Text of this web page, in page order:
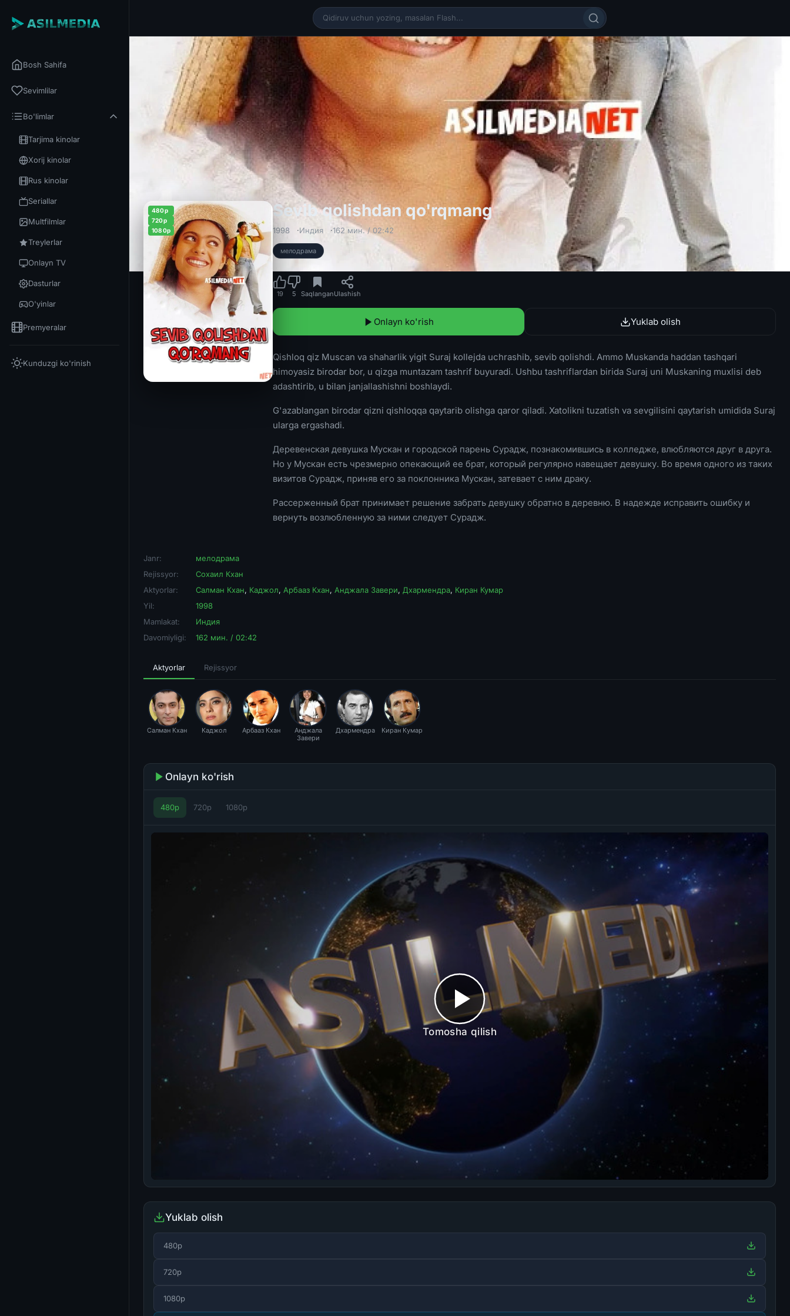
Bosh Sahifa
Sevimlilar
Bo'limlar
Tarjima kinolar
Xorij kinolar
Rus kinolar
Seriallar
Multfilmlar
Treylerlar
Onlayn TV
Dasturlar
O'yinlar
Premyeralar
Kunduzgi ko'rinish
480p
720p
1080p
Sevib qolishdan qo'rqmangSevib qolishdan qo'rqmang Hind
1998 Индия 162 мин. / 02:42
мелодрама
19 5 SaqlanganUlashish
Onlayn ko'rish Yuklab olish
Qishloq qiz Muscan va shaharlik yigit Suraj kollejda uchrashib, sevib qolishdi. Ammo Muskanda haddan tashqari
himoyasiz birodar bor, u qizga muntazam tashrif buyuradi. Ushbu tashriflardan birida Suraj uni Muskaning muxlisi deb
adashtirib, u bilan janjallashishni boshlaydi.
G'azablangan birodar qizni qishloqqa qaytarib olishga qaror qiladi. Xatolikni tuzatish va sevgilisini qaytarish umidida Suraj
ularga ergashadi.
Деревенская девушка Мускан и городской парень Сурадж, познакомившись в колледже, влюбляются друг в друга.
Но у Мускан есть чрезмерно опекающий ее брат, который регулярно навещает девушку. Во время одного из таких
визитов Сурадж, приняв его за поклонника Мускан, затевает с ним драку.
Рассерженный брат принимает решение забрать девушку обратно в деревню. В надежде исправить ошибку и
вернуть возлюбленную за ними следует Сурадж.
Janr:
мелодрама
Rejissyor:
Сохаил Кхан
Aktyorlar:
Салман Кхан, Каджол, Арбааз Кхан, Анджала Завери, Дхармендра, Киран Кумар
Yil:
1998
Mamlakat:
Индия
Davomiyligi:
162 мин. / 02:42
Aktyorlar Rejissyor
Салман Кхан Каджол Арбааз Кхан
Анджала
Завери
Дхармендра Киран Кумар
Onlayn ko'rish
480p 720p 1080p
Tomosha qilish
Yuklab olish
480p
720p
1080p